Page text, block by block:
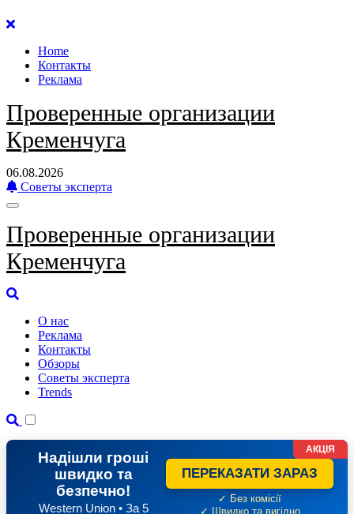
Перейти
содержанию
Home
Контакты
Реклама
Проверенные организации
Кременчуга
06.08.2026
Советы эксперта
Проверенные организации
Кременчуга
О нас
Реклама
Контакты
Обзоры
Советы эксперта
Trends
Надішли гроші
швидко та
безпечно!
Western Union • За 5
ПЕРЕКАЗАТИ ЗАРАЗ
✓ Без комісії
✓ Швидко та вигідно
АКЦІЯ